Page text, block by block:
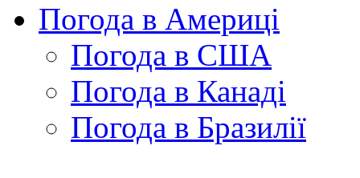
Погода в Америці
Погода в США
Погода в Канаді
Погода в Бразилії